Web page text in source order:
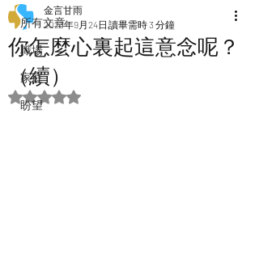
所有文章
職場
家庭
盼望
你怎麼心裏起這意念呢？
（續）
金言甘雨
2023年9月24日 讀畢需時 3 分鐘
評等為 NaN（最高為 5 顆星）。